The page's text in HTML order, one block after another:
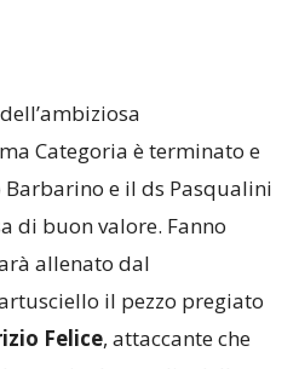
Categoria è terminato e
e il ds Pasqualini
di buon valore. Fanno
allenato dal
il pezzo pregiato
Felice , attaccante che
vestito la maglia della